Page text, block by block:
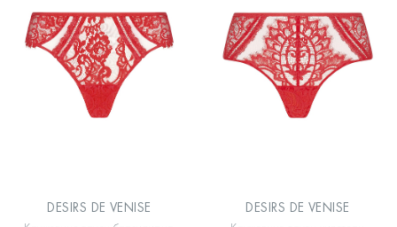
DESIRS DE VENISE DESIRS DE VENISE